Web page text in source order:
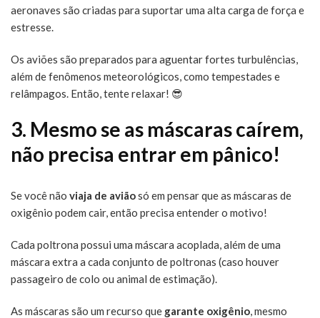
aeronaves são criadas para suportar uma alta carga de força e
estresse.
Os aviões são preparados para aguentar fortes turbulências,
além de fenômenos meteorológicos, como tempestades e
relâmpagos. Então, tente relaxar! 😎
3. Mesmo se as máscaras caírem,
não precisa entrar em pânico!
Se você não viaja de aviãosó em pensar que as máscaras de
oxigênio podem cair, então precisa entender o motivo!
Cada poltrona possui uma máscara acoplada, além de uma
máscara extra a cada conjunto de poltronas (caso houver
passageiro de colo ou animal de estimação).
As máscaras são um recurso que garante oxigênio, mesmo